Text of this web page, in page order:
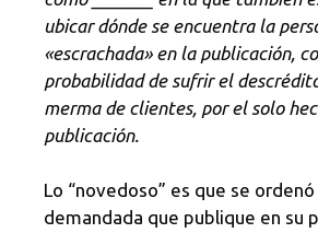
ubicar dónde se encuentra la
«escrachada» en la publicación,
probabilidad de sufrir el
merma de clientes, por el solo
publicación.
Lo “novedoso” es que se ordenó
demandada que publique en su